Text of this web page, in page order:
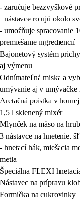
- zaručuje bezzvyškové
- nástavce rotujú okolo
- umožňuje spracovanie
premiešanie ingrediencií
Bajonetový systém
aj výmenu
Odnímateľná miska a
umývanie aj v
Aretačná poistka v
1,5 l sklenený mixér
Mlynček na mäso na
3 nástavce na hnetenie,
- hnetací hák, miešacia
metla
Špeciálna FLEXI
Nástavec na prípravu
Formička na cukrovinky